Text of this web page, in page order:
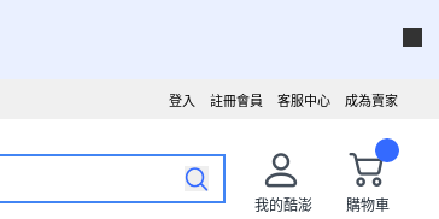
成為賣家
客服中心
註冊會員
登入
我的酷澎
購物車